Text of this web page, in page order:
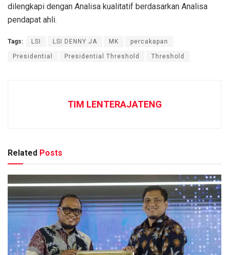
dilengkapi dengan Analisa kualitatif berdasarkan Analisa
pendapat ahli.
Tags: LSI LSI DENNY JA MK percakapan
Presidential Presidential Threshold Threshold
TIM LENTERAJATENG
Related Posts